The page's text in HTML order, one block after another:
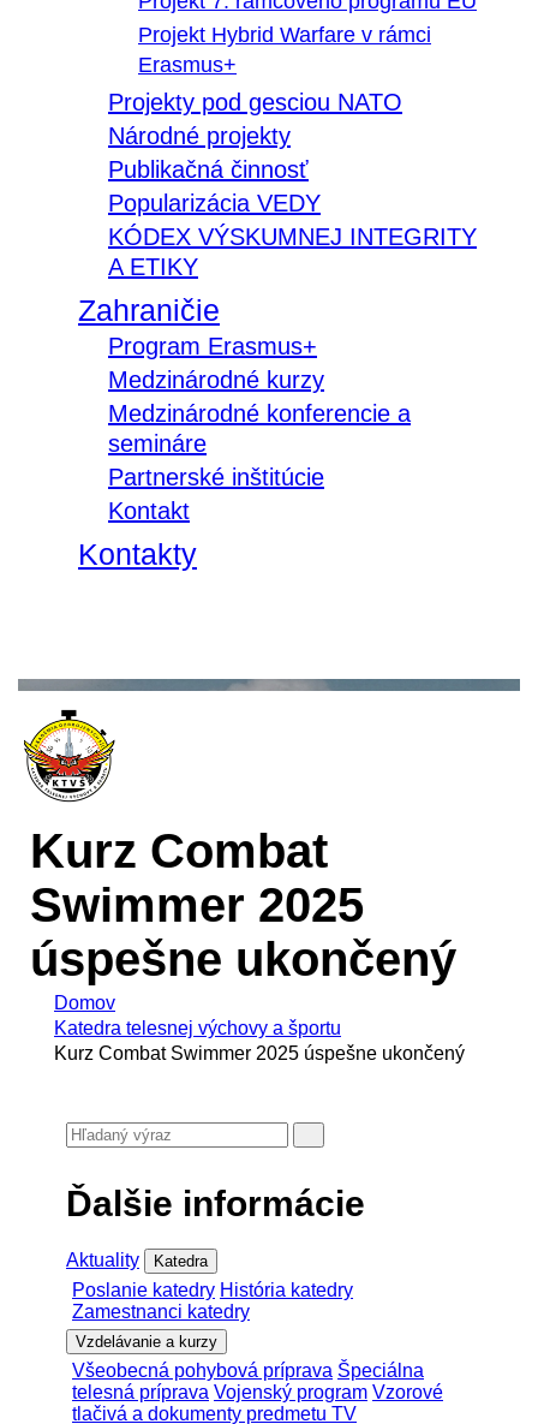
Projekt Hybrid Warfare v rámci
Erasmus+
Projekty pod gesciou NATO
Národné projekty
Publikačná činnosť
Popularizácia VEDY
KÓDEX VÝSKUMNEJ INTEGRITY
A ETIKY
Zahraničie
Program Erasmus+
Medzinárodné kurzy
Medzinárodné konferencie a
semináre
Partnerské inštitúcie
Kontakt
Kontakty
Kurz Combat
Swimmer 2025
úspešne ukončený
Domov
Katedra telesnej výchovy a športu
Kurz Combat Swimmer 2025 úspešne ukončený
Ďalšie informácie
Aktuality Katedra
Poslanie katedry História katedry
Zamestnanci katedry
Vzdelávanie a kurzy
Všeobecná pohybová príprava Špeciálna
telesná príprava Vojenský program Vzorové
tlačivá a dokumenty predmetu TV